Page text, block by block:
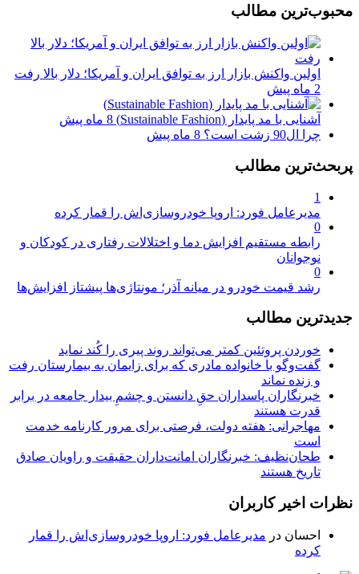
محبوب‌ترین مطالب
اولین واکنش بازار ارز به توافق ایران و آمریکا؛ دلار بالا رفت
2 ماه پیش
آشنایی با مد پایدار (Sustainable Fashion)
8 ماه پیش
چرا ال90 زشت است؟
8 ماه پیش
پربحث‌ترین مطالب
1
مدیرعامل فورد: اروپا خودروسازی‌اش را قمار کرده
0
رابطه مستقیم افزایش دما و اختلالات رفتاری در کودکان و
نوجوانان
0
رشد قیمت خودرو در میانه آذر؛ مونتاژی‌ها پیشتاز افزایش‌ها
جدیدترین مطالب
خوردن پروتئین کمتر می‌تواند روند پیری را کُند نماید
گفت‌وگو با خانواده مادری که برای زایمان به بیمارستان رفت
و زنده نماند
‏خبرنگاران پاسداران حقِ دانستن و چشمِ بیدار جامعه در برابر
قدرت هستند
مهاجرانی: هفته دولت، فرصتی برای مرور کارنامه خدمت
است
طحان‌نظیف: خبرنگاران امانت‌داران حقیقت و راویان صادق
تاریخ‌ هستند
نظرات اخیر کاربران
احسان در مدیرعامل فورد: اروپا خودروسازی‌اش را قمار
کرده